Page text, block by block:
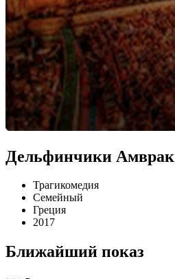
Дельфинчики
Трагикомедия
Семейный
Греция
2017
Ближайший показ